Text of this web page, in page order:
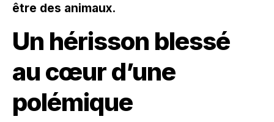
être des animaux.
Un hérisson blessé
au cœur d’une
polémique